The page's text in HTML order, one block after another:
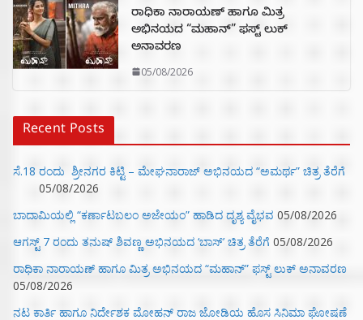
ರಾಧಿಕಾ ನಾರಾಯಣ್ ಹಾಗೂ ಮಿತ್ರ
ಅಭಿನಯದ “ಮಹಾನ್” ಫಸ್ಟ್ ಲುಕ್
ಅನಾವರಣ
05/08/2026
Recent Posts
ಸೆ.18 ರಂದು ಶ್ರೀನಗರ ಕಿಟ್ಟಿ – ಮೇಘನಾರಾಜ್ ಅಭಿನಯದ “ಅಮರ್ಥ” ಚಿತ್ರ ತೆರೆಗೆ
05/08/2026
ಬಾದಾಮಿಯಲ್ಲಿ “ಕರ್ಣಾಟಬಲಂ ಅಜೇಯಂ” ಹಾಡಿದ ದೃಶ್ಯ ವೈಭವ 05/08/2026
ಆಗಸ್ಟ್ 7 ರಂದು ತನುಷ್ ಶಿವಣ್ಣ ಅಭಿನಯದ ‘ಬಾಸ್’ ಚಿತ್ರ ತೆರೆಗೆ 05/08/2026
ರಾಧಿಕಾ ನಾರಾಯಣ್ ಹಾಗೂ ಮಿತ್ರ ಅಭಿನಯದ “ಮಹಾನ್” ಫಸ್ಟ್ ಲುಕ್ ಅನಾವರಣ
05/08/2026
ನಟ ಕಾರ್ತಿ ಹಾಗೂ ನಿರ್ದೇಶಕ ಮೋಹನ್ ರಾಜ ಜೋಡಿಯ ಹೊಸ ಸಿನಿಮಾ ಘೋಷಣೆ